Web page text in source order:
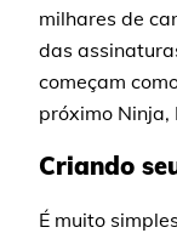
milhares de
das
começam
próximo Ninja,
Criando
É muito